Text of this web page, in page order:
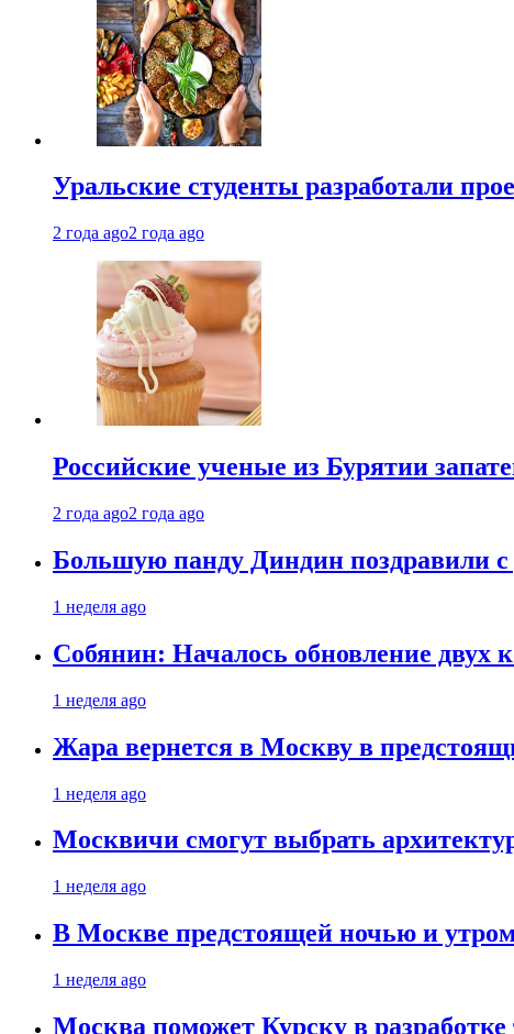
Уральские студенты разработали
2 года ago2 года ago
Российские ученые из Бурятии
2 года ago2 года ago
Большую панду Диндин поздравили
1 неделя ago
Собянин: Началось обновление двух
1 неделя ago
Жара вернется в Москву в
1 неделя ago
Москвичи смогут выбрать
1 неделя ago
В Москве предстоящей ночью и
1 неделя ago
Москва поможет Курску в